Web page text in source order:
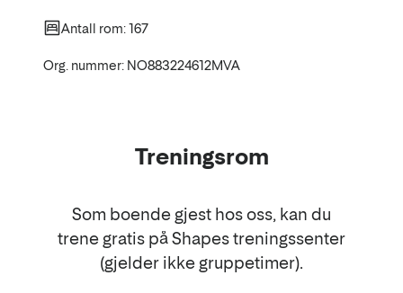
Antall rom: 167
Org. nummer: NO883224612MVA
Treningsrom
Som boende gjest hos oss, kan du
trene gratis på Shapes treningssenter
(gjelder ikke gruppetimer).